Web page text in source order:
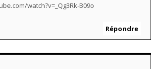
watch?v=_Qg3Rk-B09o
Répondre